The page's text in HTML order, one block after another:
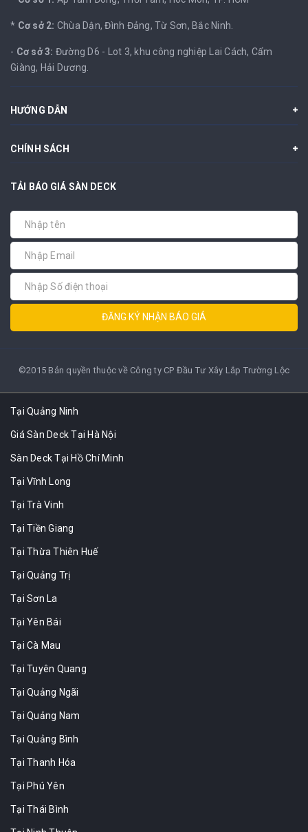
* Cơ sở 2: Chùa Dận, Đình Đảng, Từ Sơn, Bắc Ninh.
- Cơ sở 3: Đường D6 - Lot 3, khu công nghiệp Lai Cách, Cẩm
Giàng, Hải Dương.
HƯỚNG DẪN
CHÍNH SÁCH
TẢI BÁO GIÁ SÀN DECK
ĐĂNG KÝ NHẬN BÁO GIÁ
©2015 Bản quyền thuộc về Công ty CP Đầu Tư Xây Lắp Trường Lộc
Tại Quảng Ninh
Giá Sàn Deck Tại Hà Nội
Sàn Deck Tại Hồ Chí Minh
Tại Vĩnh Long
Tại Trà Vinh
Tại Tiền Giang
Tại Thừa Thiên Huế
Tại Quảng Trị
Tại Sơn La
Tại Yên Bái
Tại Cà Mau
Tại Tuyên Quang
Tại Quảng Ngãi
Tại Quảng Nam
Tại Quảng Bình
Tại Thanh Hóa
Tại Phú Yên
Tại Thái Bình